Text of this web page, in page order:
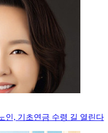
인, 기초연금 수령 길 열린다